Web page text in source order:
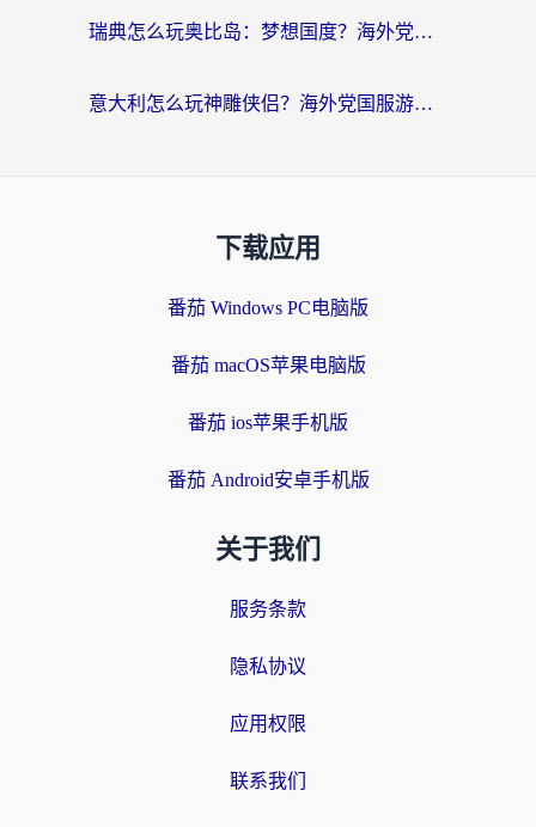
瑞典怎么玩奥比岛：梦想国度？海外党亲测有效的国服游戏加速全攻略
意大利怎么玩神雕侠侣？海外党国服游戏加速终极指南（附欧洲玩王者王国保卫战4不卡技巧）
下载应用
番茄 Windows PC电脑版
番茄 macOS苹果电脑版
番茄 ios苹果手机版
番茄 Android安卓手机版
关于我们
服务条款
隐私协议
应用权限
联系我们